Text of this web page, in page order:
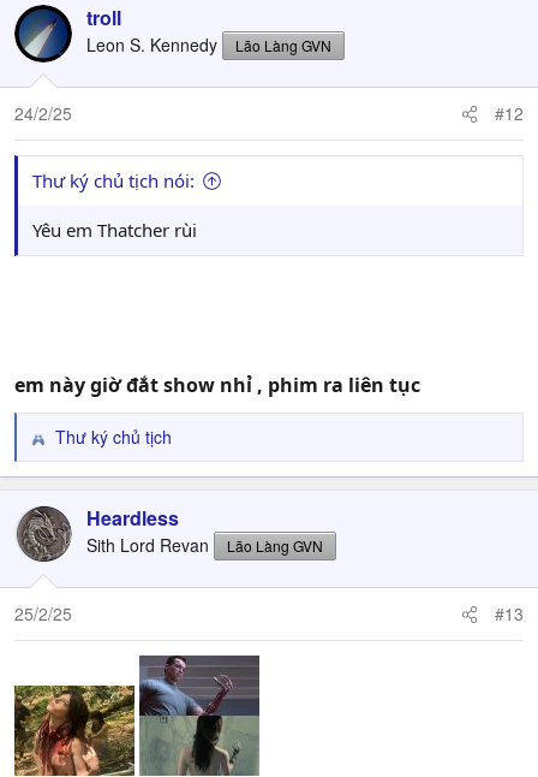
c
t
i
o
n
s
:
troll
Leon S. Kennedy Lão Làng GVN
24/2/25 #12
Thư ký chủ tịch nói:
Yêu em Thatcher rùi
em này giờ đắt show nhỉ , phim ra liên tục
R
e
c
t
i
o
n
s
Thư ký chủ tịch
Heardless
Sith Lord Revan Lão Làng GVN
25/2/25 #13